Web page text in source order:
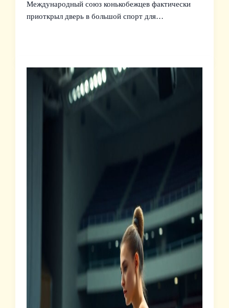
Международный союз конькобежцев фактически
приоткрыл дверь в большой спорт для…